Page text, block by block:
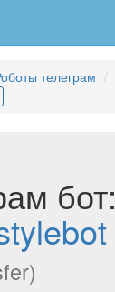
телеграм
бот: